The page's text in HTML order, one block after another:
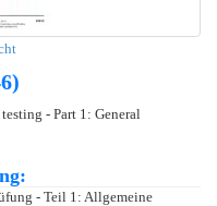
- Part 1: General
- Teil 1: Allgemeine